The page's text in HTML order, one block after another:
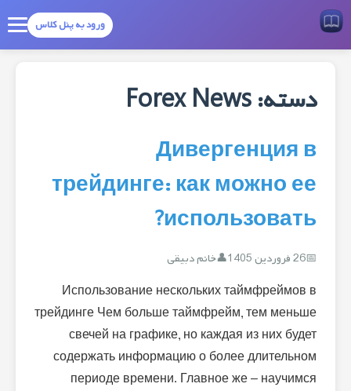
ورود به پنل کلاس
دسته:Forex News
Дивергенция в
трейдинге: как можно ее
использовать?
26 فروردین 1405 خانم دبیقی
Использование нескольких таймфреймов в
трейдинге Чем больше таймфрейм, тем меньше
свечей на графике, но каждая из них будет
содержать информацию о более длительном
периоде времени. Главное же – научимся